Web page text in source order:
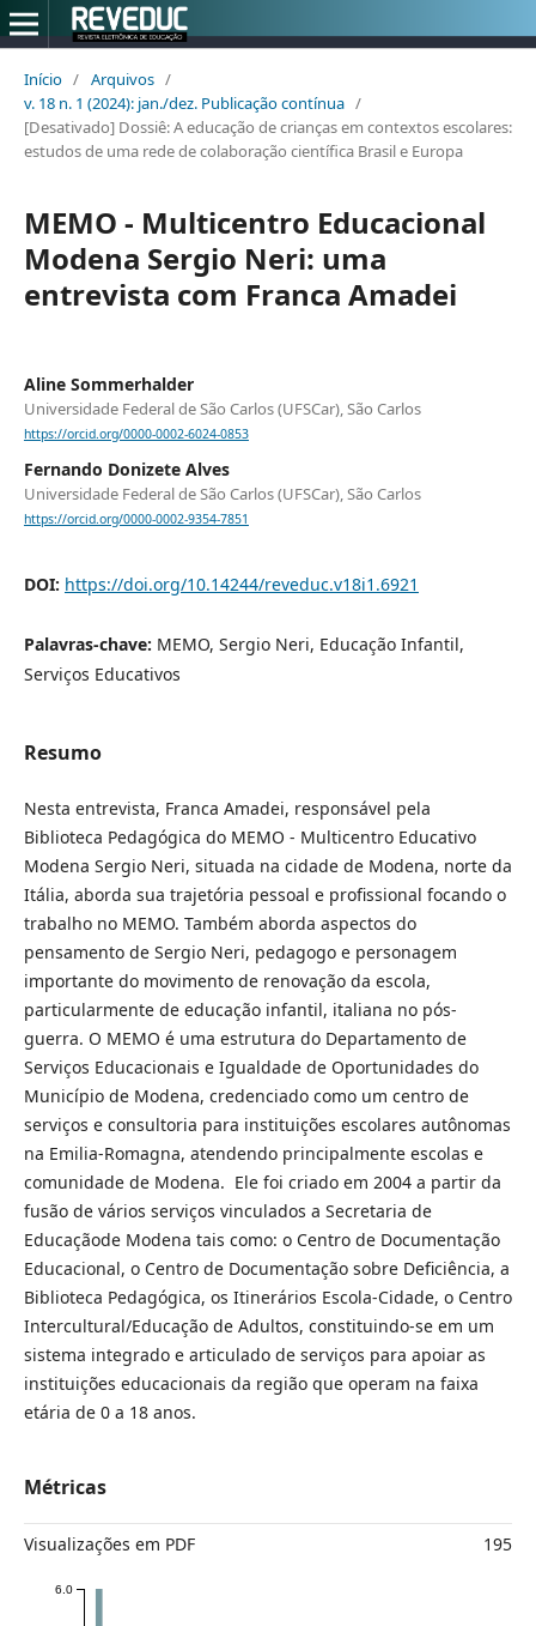
Início / Arquivos /
v. 18 n. 1 (2024): jan./dez. Publicação contínua /
[Desativado] Dossiê: A educação de crianças em contextos escolares:
estudos de uma rede de colaboração científica Brasil e Europa
MEMO - Multicentro Educacional
Modena Sergio Neri: uma
entrevista com Franca Amadei
Aline Sommerhalder
Universidade Federal de São Carlos (UFSCar), São Carlos
https://orcid.org/0000-0002-6024-0853
Fernando Donizete Alves
Universidade Federal de São Carlos (UFSCar), São Carlos
https://orcid.org/0000-0002-9354-7851
DOI: https://doi.org/10.14244/reveduc.v18i1.6921
Palavras-chave: MEMO, Sergio Neri, Educação Infantil,
Serviços Educativos
Resumo
Nesta entrevista, Franca Amadei, responsável pela
Biblioteca Pedagógica do MEMO - Multicentro Educativo
Modena Sergio Neri, situada na cidade de Modena, norte da
Itália, aborda sua trajetória pessoal e profissional focando o
trabalho no MEMO. Também aborda aspectos do
pensamento de Sergio Neri, pedagogo e personagem
importante do movimento de renovação da escola,
particularmente de educação infantil, italiana no pós-
guerra. O MEMO é uma estrutura do Departamento de
Serviços Educacionais e Igualdade de Oportunidades do
Município de Modena, credenciado como um centro de
serviços e consultoria para instituições escolares autônomas
na Emilia-Romagna, atendendo principalmente escolas e
comunidade de Modena. Ele foi criado em 2004 a partir da
fusão de vários serviços vinculados a Secretaria de
Educaçãode Modena tais como: o Centro de Documentação
Educacional, o Centro de Documentação sobre Deficiência, a
Biblioteca Pedagógica, os Itinerários Escola-Cidade, o Centro
Intercultural/Educação de Adultos, constituindo-se em um
sistema integrado e articulado de serviços para apoiar as
instituições educacionais da região que operam na faixa
etária de 0 a 18 anos.
Métricas
Visualizações em PDF 195
6.0